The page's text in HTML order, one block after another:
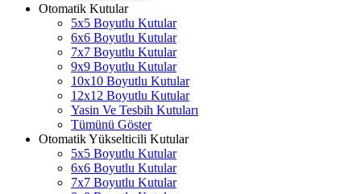
Otomatik Kutular
5x5 Boyutlu Kutular
6x6 Boyutlu Kutular
7x7 Boyutlu Kutular
9x9 Boyutlu Kutular
10x10 Boyutlu Kutular
12x12 Boyutlu Kutular
Yasin Ve Tesbih Kutuları
Tümünü Göster
Otomatik Yükselticili Kutular
5x5 Boyutlu Kutular
6x6 Boyutlu Kutular
7x7 Boyutlu Kutular